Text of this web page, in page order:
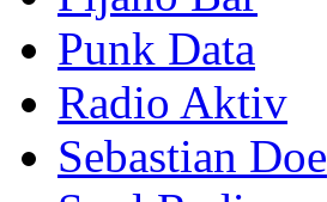
Punk Data
Radio Aktiv
Sebastian Doe